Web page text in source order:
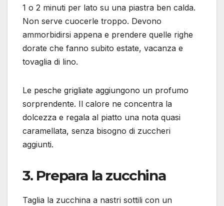
1 o 2 minuti per lato su una piastra ben calda.
Non serve cuocerle troppo. Devono
ammorbidirsi appena e prendere quelle righe
dorate che fanno subito estate, vacanza e
tovaglia di lino.
Le pesche grigliate aggiungono un profumo
sorprendente. Il calore ne concentra la
dolcezza e regala al piatto una nota quasi
caramellata, senza bisogno di zuccheri
aggiunti.
3. Prepara la zucchina
Taglia la zucchina a nastri sottili con un